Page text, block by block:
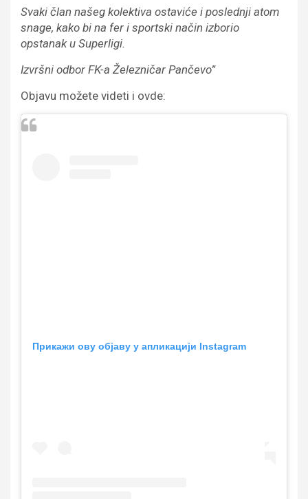
Svaki član našeg kolektiva ostaviće i poslednji atom
snage, kako bi na fer i sportski način izborio
opstanak u Superligi.
Izvršni odbor FK-a Železničar Pančevo”
Objavu možete videti i ovde:
Прикажи ову објаву у апликацији Instagram